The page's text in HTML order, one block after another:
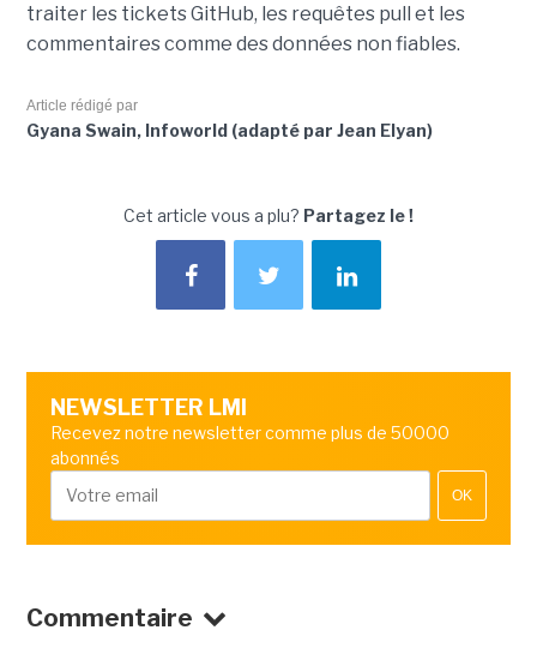
traiter les tickets GitHub, les requêtes pull et les
commentaires comme des données non fiables.
Article rédigé par
Gyana Swain, Infoworld (adapté par Jean Elyan)
Cet article vous a plu? Partagez le !
NEWSLETTER LMI
Recevez notre newsletter comme plus de 50000
abonnés
OK
Commentaire